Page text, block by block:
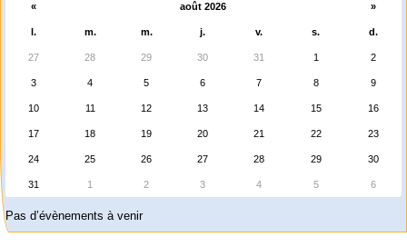
« août 2026 »
l. m. m. j. v. s. d.
27 28 29 30 31 1 2
3 4 5 6 7 8 9
10 11 12 13 14 15 16
17 18 19 20 21 22 23
24 25 26 27 28 29 30
31 1 2 3 4 5 6
Pas d’évènements à venir